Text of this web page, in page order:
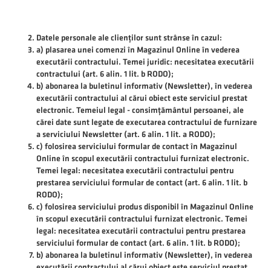
Datele personale ale clienților sunt strânse în cazul:
a) plasarea unei comenzi în Magazinul Online în vederea
executării contractului. Temei juridic: necesitatea executării
contractului (art. 6 alin. 1 lit. b RODO);
b) abonarea la buletinul informativ (Newsletter), în vederea
executării contractului al cărui obiect este serviciul prestat
electronic. Temeiul legal - consimțământul persoanei, ale
cărei date sunt legate de executarea contractului de furnizare
a serviciului Newsletter (art. 6 alin. 1 lit. a RODO);
c) folosirea serviciului formular de contact în Magazinul
Online în scopul executării contractului furnizat electronic.
Temei legal: necesitatea executării contractului pentru
prestarea serviciului formular de contact (art. 6 alin. 1 lit. b
RODO);
c) folosirea serviciului produs disponibil în Magazinul Online
în scopul executării contractului furnizat electronic. Temei
legal: necesitatea executării contractului pentru prestarea
serviciului formular de contact (art. 6 alin. 1 lit. b RODO);
b) abonarea la buletinul informativ (Newsletter), în vederea